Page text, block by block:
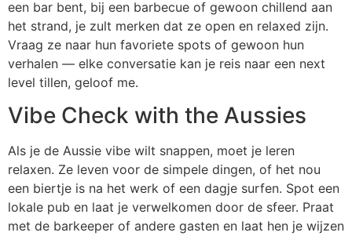
een bar bent, bij een barbecue of gewoon chillend aan
het strand, je zult merken dat ze open en relaxed zijn.
Vraag ze naar hun favoriete spots of gewoon hun
verhalen — elke conversatie kan je reis naar een next
level tillen, geloof me.
Vibe Check with the Aussies
Als je de Aussie vibe wilt snappen, moet je leren
relaxen. Ze leven voor de simpele dingen, of het nou
een biertje is na het werk of een dagje surfen. Spot een
lokale pub en laat je verwelkomen door de sfeer. Praat
met de barkeeper of andere gasten en laat hen je wijzen